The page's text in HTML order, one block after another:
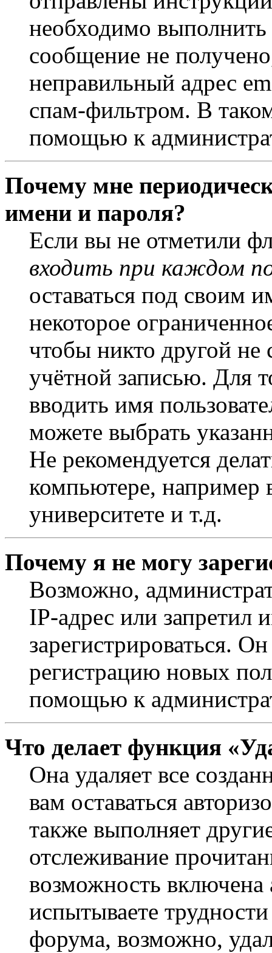
необходимо
сообщение не
неправильный адрес
спам-фильтром. В
помощью к
Почему мне
имени и пароля?
Если вы не отметили
входить при каждом
оставаться под своим
некоторое
чтобы никто другой не
учётной записью. Для
вводить имя
можете выбрать
Не рекомендуется
компьютере, например
университете и т.д.
Почему я не могу
Возможно,
IP-адрес или запретил
зарегистрироваться.
регистрацию новых
помощью к
Что делает функция
Она удаляет все
вам оставаться
также выполняет
отслеживание
возможность
испытываете
форума, возможно,